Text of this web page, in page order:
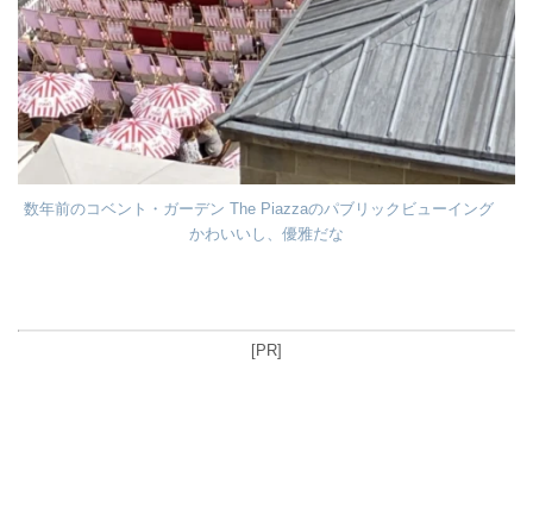
数年前のコベント・ガーデン The Piazzaのパブリックビューイング
かわいいし、優雅だな
[PR]